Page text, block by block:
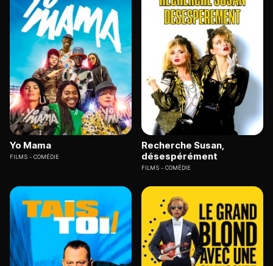
Yo Mama
FILMS COMÉDIE
Recherche Susan,
désespérément
FILMS COMÉDIE